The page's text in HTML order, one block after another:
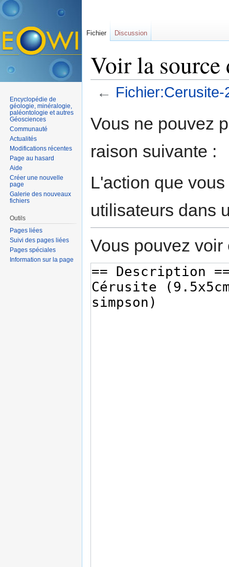
Voir la
← Fichier:Cerusite-
Vous ne pouvez
raison suivante :
L'action que
utilisateurs dans
Vous pouvez
Fichier Discussion
Encyclopédie de
géologie, minéralogie,
paléontologie et autres
Géosciences
Communauté
Actualités
Modifications récentes
Page au hasard
Aide
Créer une nouvelle
page
Galerie des nouveaux
fichiers
Outils
Pages liées
Suivi des pages liées
Pages spéciales
Information sur la page